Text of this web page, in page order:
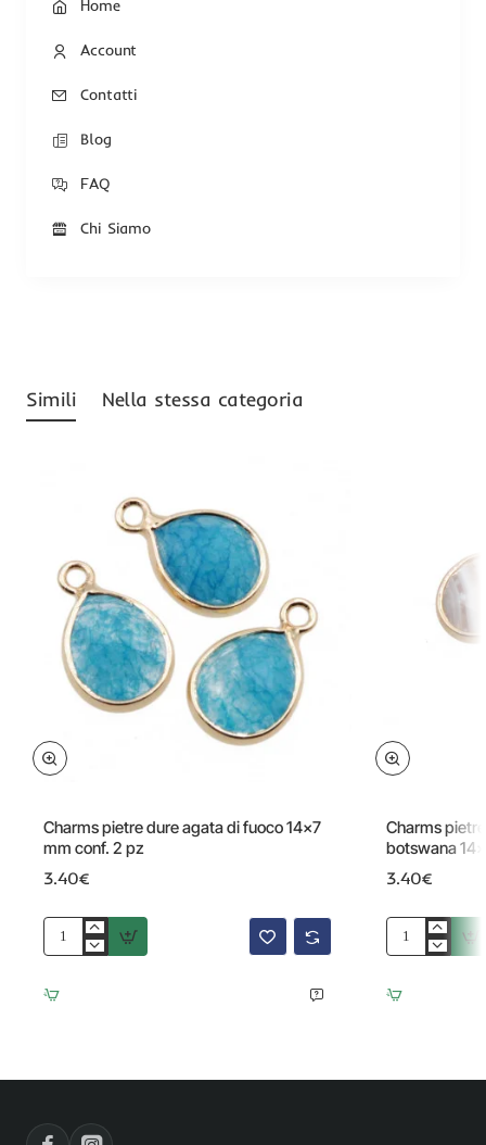
Home
Account
Contatti
Blog
FAQ
Chi Siamo
Simili Nella stessa categoria
Charms pietre dure agata di fuoco 14x7
mm conf. 2 pz
3.40€
Charms
dure
agata
Charms
botswana
3.40€
Charms
dure
ovale